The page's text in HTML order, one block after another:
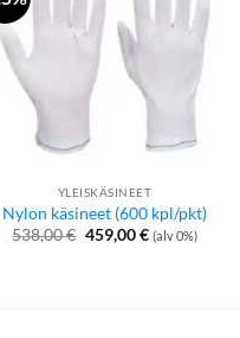
YLEISKÄSINEET
Nylon käsineet (600 kpl/pkt)
538,00€ Alkuperäinen
hinta
459,00€Nykyinen
hinta
(alv 0%)